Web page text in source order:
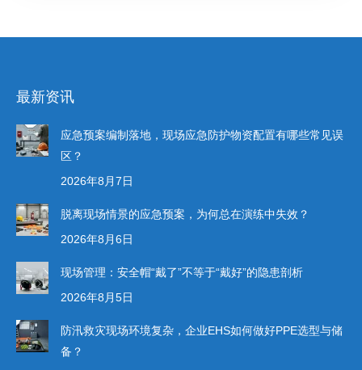
最新资讯
应急预案编制落地，现场应急防护物资配置有哪些常见误
区？
2026年8月7日
脱离现场情景的应急预案，为何总在演练中失效？
2026年8月6日
现场管理：安全帽“戴了”不等于“戴好”的隐患剖析
2026年8月5日
防汛救灾现场环境复杂，企业EHS如何做好PPE选型与储
备？